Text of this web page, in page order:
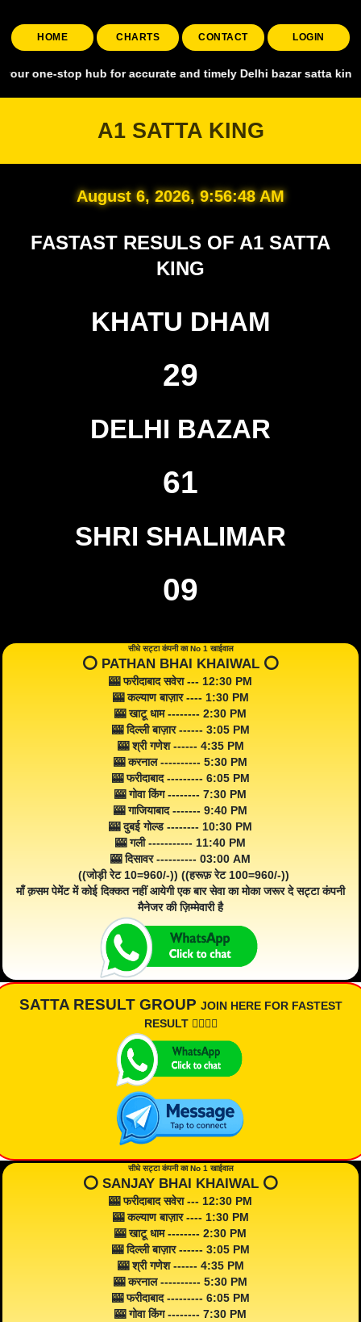
HOME CHARTS CONTACT LOGIN
hub for accurate and timely Delhi bazar satta king,
A1 SATTA KING
August 6, 2026, 9:56:49 AM
FASTAST RESULS OF A1 SATTA
KING
KHATU DHAM
29
DELHI BAZAR
61
SHRI SHALIMAR
09
सीधे सट्टा कंपनी का No 1 खाईवाल
⭕️ PATHAN BHAI KHAIWAL ⭕️
🎰 फरीदाबाद सवेरा --- 12:30 PM
🎰 कल्याण बाज़ार ---- 1:30 PM
🎰 खाटू धाम -------- 2:30 PM
🎰 दिल्ली बाज़ार ------ 3:05 PM
🎰 श्री गणेश ------ 4:35 PM
🎰 करनाल ---------- 5:30 PM
🎰 फरीदाबाद --------- 6:05 PM
🎰 गोवा किंग -------- 7:30 PM
🎰 गाजियाबाद ------- 9:40 PM
🎰 दुबई गोल्ड -------- 10:30 PM
🎰 गली ----------- 11:40 PM
🎰 दिसावर ---------- 03:00 AM
((जोड़ी रेट 10=960/-)) ((हरूफ़ रेट 100=960/-))
माँ क़सम पेमेंट में कोई दिक्कत नहीं आयेगी एक बार सेवा का मोका जरूर दे सट्टा कंपनी
मैनेजर की ज़िम्मेवारी है
SATTA RESULT GROUP JOIN HERE FOR FASTEST
RESULT 👇🏾👇🏾
सीधे सट्टा कंपनी का No 1 खाईवाल
⭕️ SANJAY BHAI KHAIWAL ⭕️
🎰 फरीदाबाद सवेरा --- 12:30 PM
🎰 कल्याण बाज़ार ---- 1:30 PM
🎰 खाटू धाम -------- 2:30 PM
🎰 दिल्ली बाज़ार ------ 3:05 PM
🎰 श्री गणेश ------ 4:35 PM
🎰 करनाल ---------- 5:30 PM
🎰 फरीदाबाद --------- 6:05 PM
🎰 गोवा किंग -------- 7:30 PM